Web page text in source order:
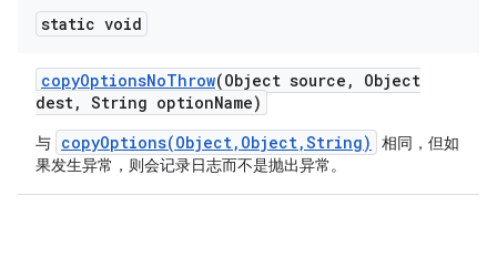
static void
copyOptionsNoThrow(Object source ,
Object
dest, String optionName)
与 copyOptions(Object,Object,String)
相同，但如
果发生异常，则会记录日志而不是抛出异常。